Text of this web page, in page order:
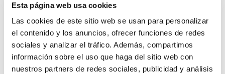
Esta página web usa cookies
Las cookies de este sitio web se usan para personalizar
el contenido y los anuncios, ofrecer funciones de redes
sociales y analizar el tráfico. Además, compartimos
información sobre el uso que haga del sitio web con
nuestros partners de redes sociales, publicidad y análisis
Los sindicatos ELA, LAB, ESK, STEE-
EILAS, HIRU y EHNE, han mostrado su
apoyo a la iniciativa Gure Esku Dago y a la
cadena humana que se celebrará en el
próximo 8 de junio en favor del derecho a